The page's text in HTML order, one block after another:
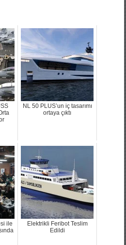
NL 50 PLUS’un iç tasarımı
ortaya çıktı
ile
Elektrikli Feribot Teslim
Edildi